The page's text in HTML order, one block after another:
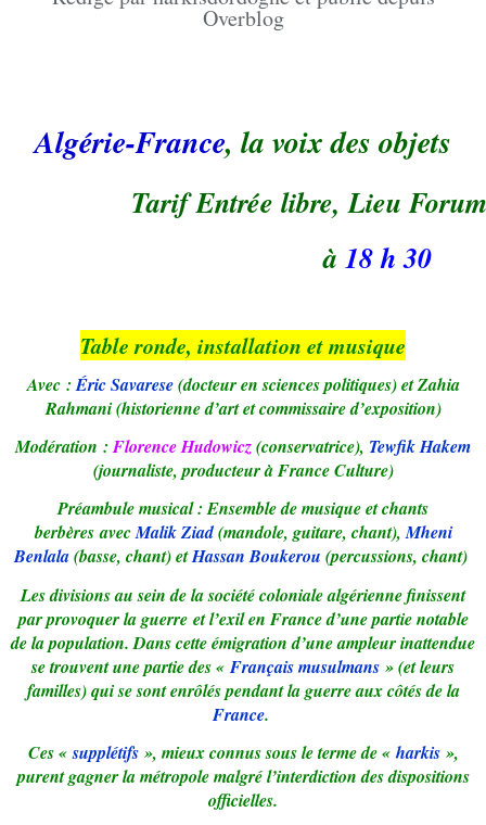
Overblog
Algérie-France, la voix des objets
Tarif Entrée libre, Lieu
à 18 h 30
Table ronde, installation et musique
Avec :Éric Savarese(docteur en sciences politiques) et Zahia
Rahmani (historienne d’art et commissaire d’exposition)
Modération :Florence Hudowicz(conservatrice), Tewfik Hakem
(journaliste, producteur à France Culture)
Préambule musical : Ensemble de musique et chants
berbères avecMalik Ziad(mandole, guitare, chant),Mheni
Benlala(basse, chant) etHassan Boukerou (percussions, chant)
Les divisions au sein de la société coloniale algérienne finissent
par provoquer la guerre et l’exil en France d’une partie notable
de la population. Dans cette émigration d’une ampleur inattendue
se trouvent une partie des «Français musulmans » (et leurs
familles) qui se sont enrôlés pendant la guerre aux côtés de la
France.
Ces «supplétifs», mieux connus sous le terme de « harkis»,
purent gagner la métropole malgré l’interdiction des dispositions
officielles.